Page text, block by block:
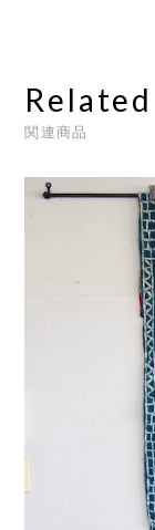
関連商品